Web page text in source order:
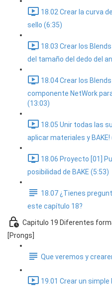
18.02 Crear la curva
sello (6:35)
18.03 Crear los
del tamaño del dedo del
18.04 Crear los
componente NetWork
(13:03)
18.05 Unir todas las
aplicar materiales y BAKE!
18.06 Proyecto [01]
posibilidad de BAKE (5:53)
18.07 ¿Tienes
este capítulo 18?
Capitulo 19 Diferentes
[Prongs]
Que veremos y
19.01 Crear un simple